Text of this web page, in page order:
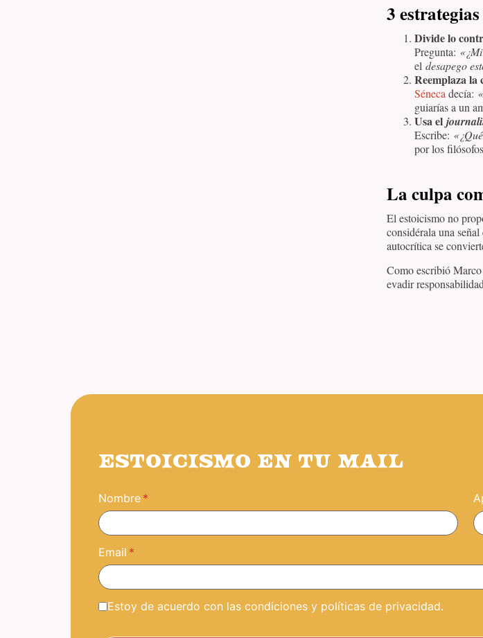
3
Divide lo
Pregunta:
el desapego
Reemplaza la
Sénecadecía:
guiarías a un
Usa el
Escribe:
por los
La culpa
El estoicismo no
considérala una
autocrítica se
Como escribió
evadir
ESTOICISMO EN TU MAIL
Nombre
Email
Estoy de acuerdo con las condiciones y políticas de privacidad.